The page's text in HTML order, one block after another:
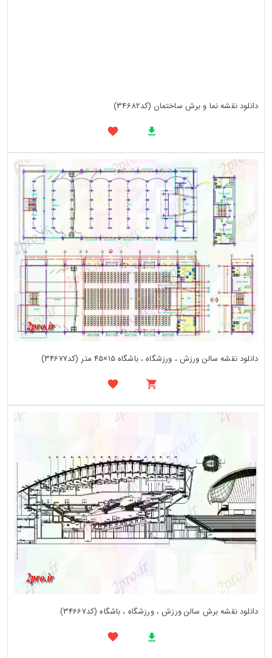
دانلود نقشه نما و برش ساختمان (کد34682)
دانلود نقشه سالن ورزش ، ورزشگاه ، باشگاه 15×45 متر (کد34677)
دانلود نقشه برش سالن ورزش ، ورزشگاه ، باشگاه (کد34667)